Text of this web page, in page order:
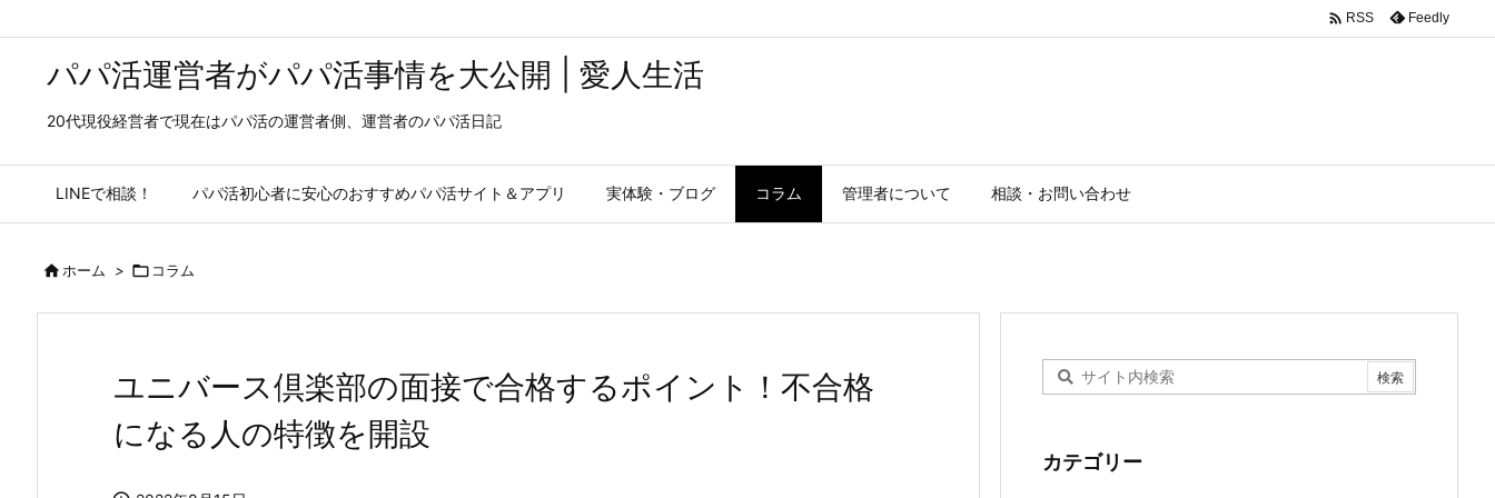
パパ活運営者がパパ活事情を大公開 | 愛人生活
20代現役経営者で現在はパパ活の運営者側、運営者のパパ活日記
LINEで相談！ パパ活初心者に安心のおすすめパパ活サイト＆アプリ 実体験・ブログ コラム 管理者について 相談・お問い合わせ
 RSS Feedly
ホーム >  コラム
ユニバース倶楽部の面接で合格するポイント！不合格
になる人の特徴を開設
カテゴリー